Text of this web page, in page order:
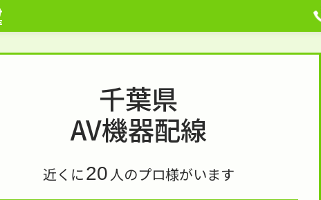
千葉県
AV機器配線
近くに20人のプロ様がいます